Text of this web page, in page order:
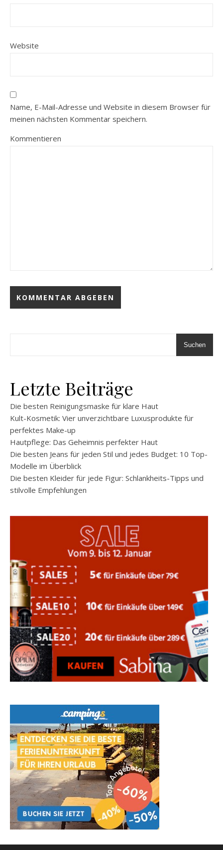
Website
Name, E-Mail-Adresse und Website in diesem Browser für
meinen nächsten Kommentar speichern.
Kommentieren
Suchen
Letzte Beiträge
Die besten Reinigungsmaske für klare Haut
Kult-Kosmetik: Vier unverzichtbare Luxusprodukte für
perfektes Make-up
Hautpflege: Das Geheimnis perfekter Haut
Die besten Jeans für jeden Stil und jedes Budget: 10 Top-
Modelle im Überblick
Die besten Kleider für jede Figur: Schlankheits-Tipps und
stilvolle Empfehlungen